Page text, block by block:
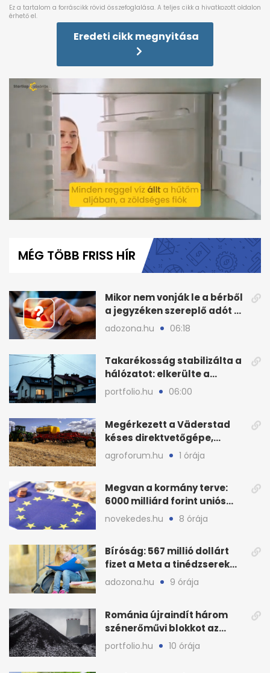
Eredeti cikk megnyitása
minute,
MÉG TÖBB FRISS HÍR
Mikor nem vonják le a bérből
a jegyzéken szereplő adót és
járulékot?
adozona.hu 06:18
Takarékosság stabilizálta a
hálózatot: elkerülte a
sötétséget Magyarország
portfolio.hu 06:00
Megérkezett a Väderstad
késes direktvetőgépe,
élőben is bemutatták
agroforum.hu 1 órája
Megvan a kormány terve:
6000 milliárd forint uniós
pénz sorsa
novekedes.hu 8 órája
Bíróság: 567 millió dollárt
fizet a Meta a tinédzserek
védelmére
adozona.hu 9 órája
Románia újraindít három
szénerőművi blokkot az
áramellátás stabilizálására
portfolio.hu 10 órája